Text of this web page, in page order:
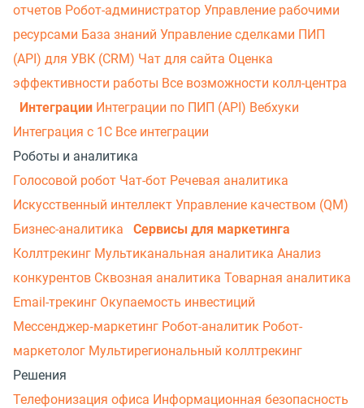
отчетов Робот-администратор Управление рабочими
ресурсами База знаний Управление сделками ПИП
(API) для УВК (CRM) Чат для сайта Оценка
эффективности работы Все возможности колл-центра
Интеграции Интеграции по ПИП (API) Вебхуки
Интеграция с 1С Все интеграции
Роботы и аналитика
Голосовой робот Чат-бот Речевая аналитика
Искусственный интеллект Управление качеством (QM)
Бизнес-аналитика
Сервисы для маркетинга
Коллтрекинг Мультиканальная аналитика Анализ
конкурентов Сквозная аналитика Товарная аналитика
Email-трекинг Окупаемость инвестиций
Мессенджер‑маркетинг Робот-аналитик Робот-
маркетолог Мультирегиональный коллтрекинг
Решения
Телефонизация офиса Информационная безопасность